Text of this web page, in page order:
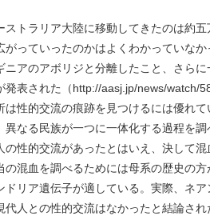
ラリア大陸に移動してきたのは約五
がっていったのかはよくわかっていな
ニアのアボリジと分離したこと、さら
発表された（http://aasj.jp/news/watch/
的交流の痕跡を見つけるには優れて
異なる民族が一つに一体化する過程を
の性的交流があったとはいえ、決して
の混血を調べるためには母系の歴史の
ドリア遺伝子が適している。実際、ネ
代人との性的交流はなかったと結論さ